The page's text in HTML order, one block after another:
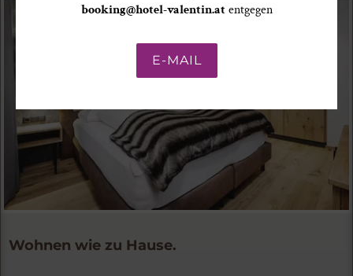
booking@hotel-valentin.atentgegen
E-MAIL
Wohnen wie zu Hause.